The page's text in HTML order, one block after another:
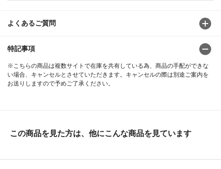
よくあるご質問
特記事項
※こちらの商品は複数サイトで在庫を共有している為、商品の手配ができな
い場合、キャンセルとさせていただきます。キャンセルの際は別途ご案内を
お送りしますので予めご了承ください。
この商品を見た方は、他にこんな商品を見ています